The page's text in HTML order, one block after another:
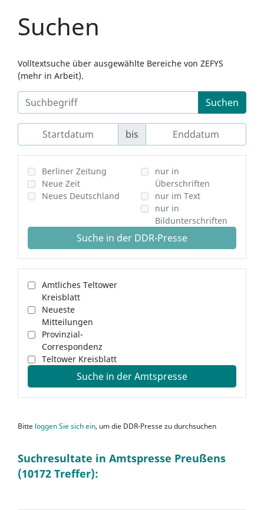
Suchen
Volltextsuche über ausgewählte Bereiche von ZEFYS
(mehr in Arbeit).
Suchen
bis
Berliner Zeitung
Neue Zeit
Neues Deutschland
nur in
Überschriften
nur im Text
nur in
Bildunterschriften
Suche in der DDR-Presse
Amtliches Teltower
Kreisblatt
Neueste
Mitteilungen
Provinzial-
Correspondenz
Teltower Kreisblatt
Suche in der Amtspresse
Bitte loggen Sie sich ein, um die DDR-Presse zu durchsuchen
Suchresultate in Amtspresse Preußens
(10172 Treffer):